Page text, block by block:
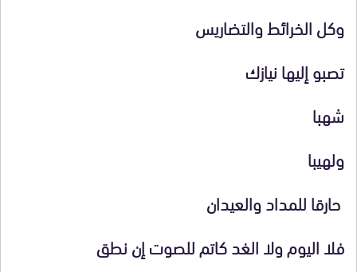
وكل الخرائط والتضاريس
تصبو إليها نيازك
شهبا
ولهيبا
حارقا للمداد والعيدان
فلا اليوم ولا الغد كاتم للصوت إن نطق